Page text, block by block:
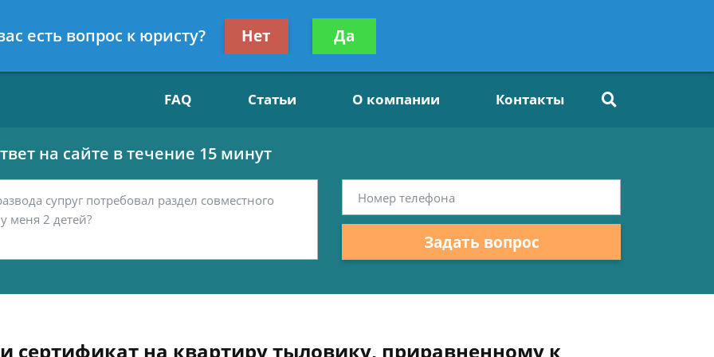
Получите консультацию
бесплатно
FAQ Статьи О компании Контакты
на сайте в течение 15 минут
Задать вопрос
сертификат на квартиру тыловику, приравненному к
есть вопрос к юристу? Нет Да